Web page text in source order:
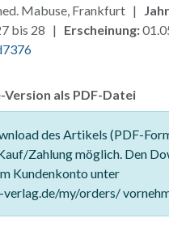
Mabuse, Frankfurt |
bis 28 | Erscheinung:
als PDF-Datei
des Artikels (PDF-
Zahlung möglich. Den
Kundenkonto unter
my/orders/